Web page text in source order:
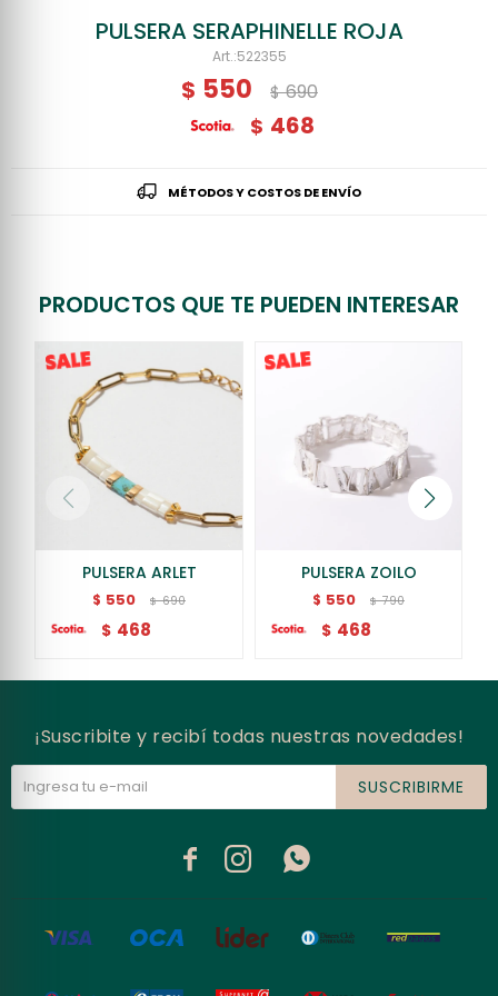
PULSERA SERAPHINELLE ROJA
522355
$ 550 $ 690
$ 468
MÉTODOS Y COSTOS DE ENVÍO
PRODUCTOS QUE TE PUEDEN INTERESAR
PULSERA ARLET
$ 550 $ 690
$ 468
PULSERA ZOILO
$ 550 $ 790
$ 468
¡Suscribite y recibí todas nuestras novedades!
SUSCRIBIRME
  